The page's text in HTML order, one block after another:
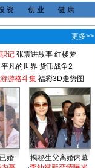
资 创 业 健 康
更多>>
记 张震讲故事 红楼梦
平凡的世界 货币战争2
游格斗集 福彩3D走势图
婚
揭秘生父离婚内幕